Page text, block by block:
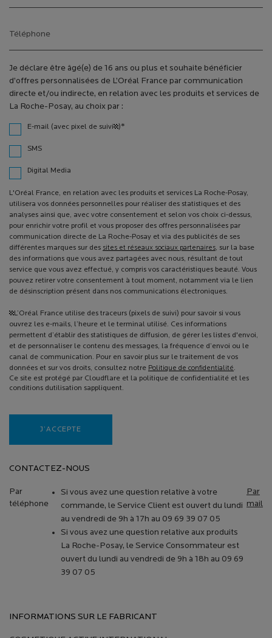
Téléphone
Je déclare être âgé(e) de 16 ans ou plus et souhaite bénéficier
d’offres personnalisées de L’Oréal France par communication
directe et/ou indirecte, en relation avec les produits et services de
La Roche-Posay, au choix par :
E-mail (avec pixel de suivi¹)*
SMS
Digital Media
L'Oréal France, en relation avec les produits et services La Roche-Posay,
utilisera vos données personnelles pour réaliser des statistiques et des
analyses ainsi que, avec votre consentement et selon vos choix ci-dessus,
pour enrichir votre profil et vous proposer des offres personnalisées par
communication directe de La Roche-Posay et via des publicités de ses
différentes marques sur des sites et réseaux sociaux partenaires, sur la base
des informations que vous avez partagées avec nous, résultant de tout
service que vous avez effectué, y compris vos caractéristiques beauté. Vous
pouvez retirer votre consentement à tout moment, notamment via le lien
de désinscription présent dans nos communications électroniques.
¹L’Oréal France utilise des traceurs (pixels de suivi) pour savoir si vous
ouvrez les e-mails, l’heure et le terminal utilisé. Ces informations
permettent d’établir des statistiques de diffusion, de gérer les listes d'envoi,
et de personnaliser le contenu des messages, la fréquence d’envoi ou le
canal de communication. Pour en savoir plus sur le traitement de vos
données et sur vos droits, consultez notre Politique de confidentialité.
Ce site est protégé par Cloudflare et la politique de confidentialité et les
conditions dutilisation sappliquent.
J’ACCEPTE
CONTACTEZ-NOUS
Par
téléphone
Si vous avez une question relative à votre
commande, le Service Client est ouvert du lundi
au vendredi de 9h à 17h au 09 69 39 07 05
Si vous avez une question relative aux produits
La Roche-Posay, le Service Consommateur est
ouvert du lundi au vendredi de 9h à 18h au 09 69
39 07 05
Par
mail
INFORMATIONS SUR LE FABRICANT